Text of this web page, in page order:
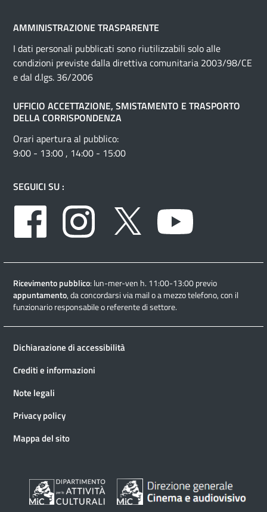
AMMINISTRAZIONE TRASPARENTE
I dati personali pubblicati sono riutilizzabili solo alle
condizioni previste dalla direttiva comunitaria 2003/98/CE
e dal d.lgs. 36/2006
UFFICIO ACCETTAZIONE, SMISTAMENTO E TRASPORTO
DELLA CORRISPONDENZA
Orari apertura al pubblico:
9:00 - 13:00 , 14:00 - 15:00
SEGUICI SU :
Facebook
Instagram Twitter
Ricevimento pubblico: lun-mer-ven h. 11:00-13:00 previo
appuntamento, da concordarsi via mail o a mezzo telefono, con il
funzionario responsabile o referente di settore.
Dichiarazione di accessibilità
Crediti e informazioni
Note legali
Privacy policy
Mappa del sito